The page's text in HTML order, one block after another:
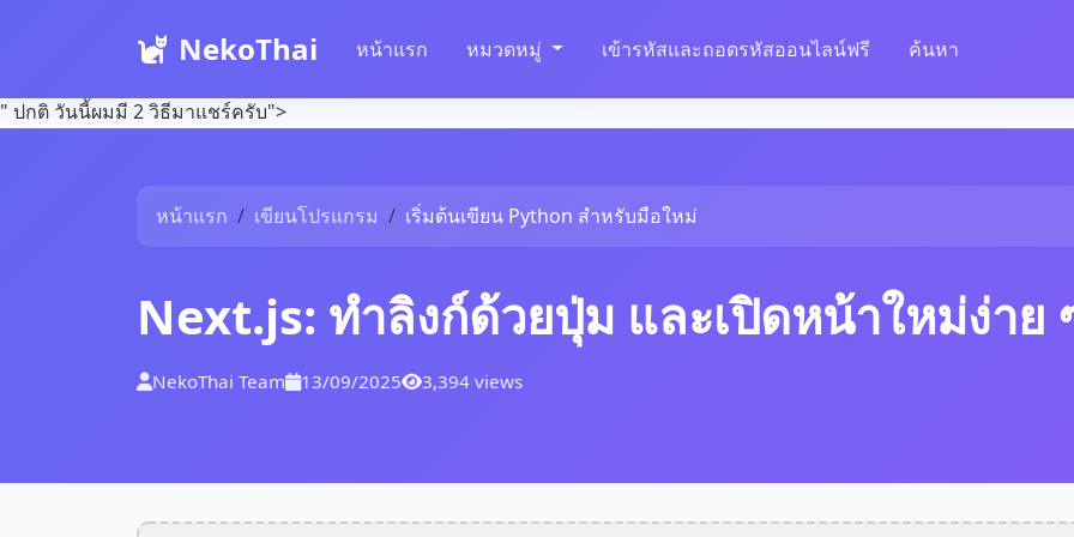
" ปกติ วันนี้ผมมี 2 วิธีมาแชร์ครับ">
NekoThai หน้าแรก หมวดหมู่ เข้ารหัสและถอดรหัสออนไลน์ฟรี ค้นหา
หน้าแรก เขียนโปรแกรม เริ่มต้นเขียน Python สำหรับมือใหม่
Next.js: ทำลิงก์ด้วยปุ่ม และเปิดหน้าใหม่ง่าย
NekoThai Team 13/09/2025 3,394 views